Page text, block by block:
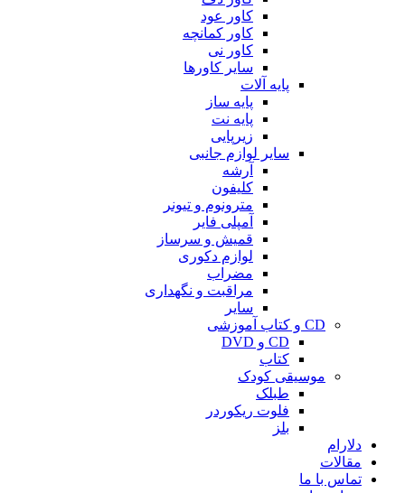
کاور عود
کاور کمانچه
کاور نی
سایر کاورها
پایه آلات
پایه ساز
پایه نت
زیرپایی
سایر لوازم جانبی
آرشه
کلیفون
مترونوم و تیونر
آمپلی فایر
قمیش و سرساز
لوازم دکوری
مضراب
مراقبت و نگهداری
سایر
CD و کتاب آموزشی
CD و DVD
کتاب
موسیقی کودک
طبلک
فلوت ریکوردر
بلز
دلارام
مقالات
تماس با ما